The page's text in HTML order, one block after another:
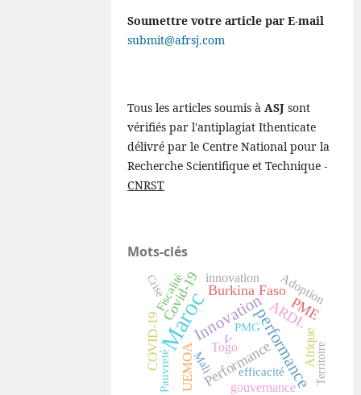
Soumettre votre article par E-mail
submit@afrsj.com
Tous les articles soumis àASJ sont
vérifiés par l'antiplagiat Ithenticate
délivré par le Centre National pour la
Recherche Scientifique et Technique -
CNRST
Mots-clés
Maroc performance
Innovation
Performance
Burkina Faso
ARDL
PME
Covid-19
UEMOA Afrique
COVID-19
Adoption
gouvernance
innovation
Togo
Pauvreté
Fiscalité
V
Mali
PMG
efficacité Territoire
Crise